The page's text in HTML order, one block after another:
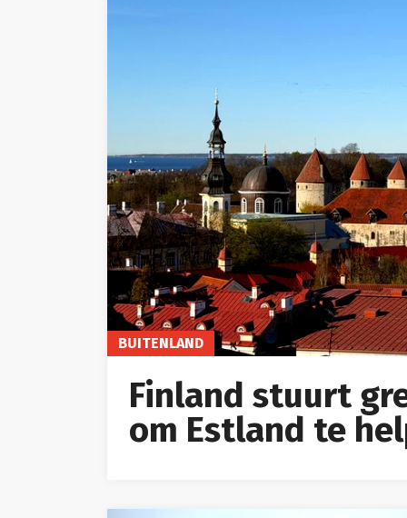
BUITENLAND
Finland stuurt
om Estland te